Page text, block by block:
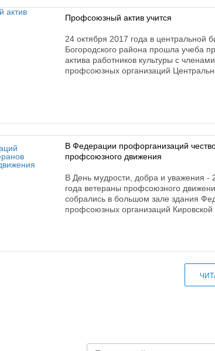
Профсоюзный актив учится
24 октября 2017 года в центральной
Богородского района прошла учеба
актива работников культуры с
профсоюзных организаций
В Федерации профорганизаций
профсоюзного движения
В День мудрости, добра и уважения -
года ветераны профсоюзного
собрались в большом зале здания
профсоюзных организаций Кировской